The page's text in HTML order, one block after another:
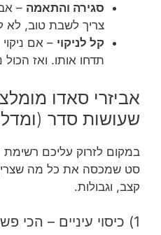
סגירה והתאמה –
צריך לשבת טוב, לא
קל לניקוי – אם
תדחו אותו. ואז
שעושות סדר
במקום לזרוק עליכם רשימת
סט שמכסה את כל מה
קצב, וגבולות.
1) כיסוי עיניים – הכי פשוט, הכי אפקטיבי